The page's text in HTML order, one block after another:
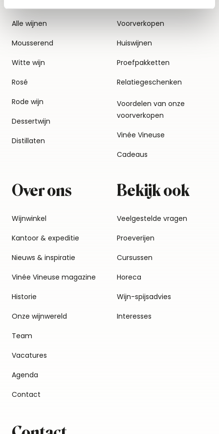
Alle wijnen
Mousserend
Witte wijn
Rosé
Rode wijn
Dessertwijn
Distillaten
Voorverkopen
Huiswijnen
Proefpakketten
Relatiegeschenken
Voordelen van onze
voorverkopen
Vinée Vineuse
Cadeaus
Over ons
Wijnwinkel
Kantoor & expeditie
Nieuws & inspiratie
Vinée Vineuse magazine
Historie
Onze wijnwereld
Team
Vacatures
Agenda
Contact
Bekijk ook
Veelgestelde vragen
Proeverijen
Cursussen
Horeca
Wijn-spijsadvies
Interesses